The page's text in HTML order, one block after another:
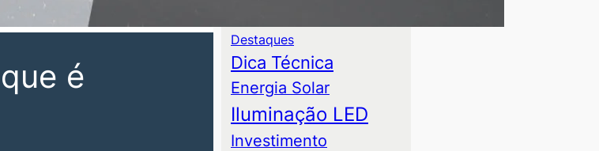
é
Destaques
Dica Técnica
Energia Solar
Iluminação LED
Investimento